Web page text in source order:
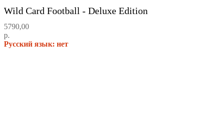
Wild Card Football - Deluxe Edition
5790,00
р.
Русский язык: нет